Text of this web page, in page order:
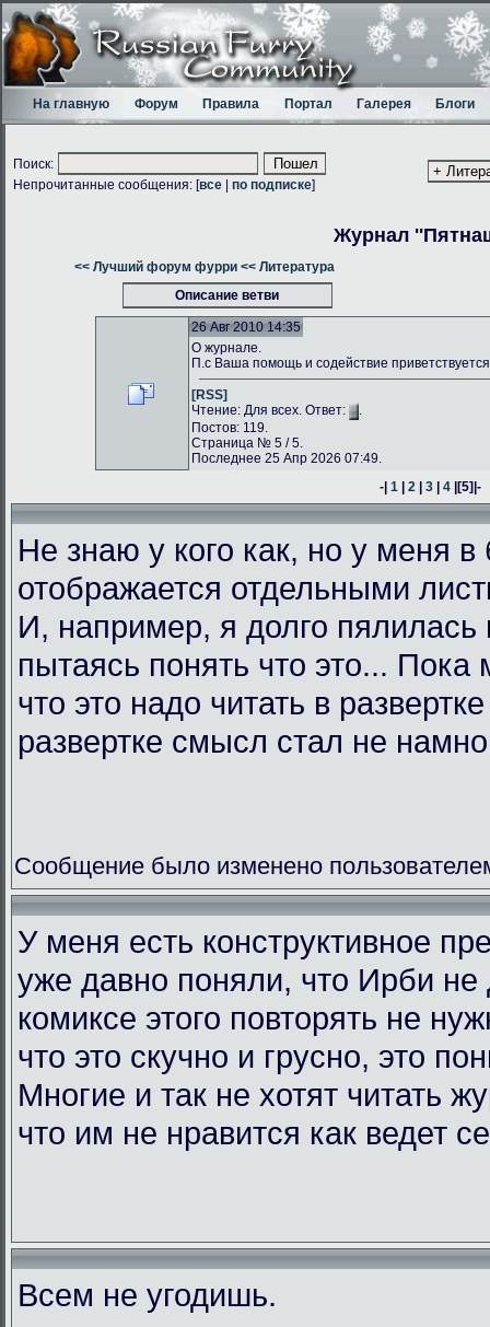
На главную Форум Правила Портал Галерея Блоги
Поиск:
Непрочитанные сообщения: [все по подписке]
Журнал
<< Лучший форум фурри << Литература
Описание ветви
26 Авг 2010 14:35
О журнале.
П.с Ваша помощь и содействие
[RSS]
Чтение: Для всех. Ответ:
.
Постов: 119.
Страница № 5 / 5.
Последнее 25 Апр 2026 07:49.
-|1 |2 |3 |4 |[5]|-
Не знаю у кого как, но у меня в
отображается отдельными
И, например, я долго пялилась
пытаясь понять что это... Пока
что это надо читать в
развертке смысл стал не
Сообщение было изменено
У меня есть конструктивное
уже давно поняли, что Ирби не
комиксе этого повторять не
что это скучно и грусно, это
Многие и так не хотят читать
что им не нравится как ведет
Всем не угодишь.